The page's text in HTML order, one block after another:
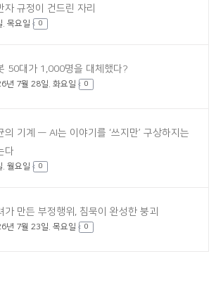
자 규정이 건드린 자리
목요일 0
50대가 1,000명을 대체했다?
년 7월 28일. 화요일 0
의 기계 — AI는 이야기를 ‘쓰지만’ 구상하지는
다
월요일 0
가 만든 부정행위, 침묵이 완성한 붕괴
년 7월 23일. 목요일 0